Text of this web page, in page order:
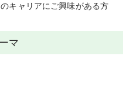
キャリアにご興味がある方
マ